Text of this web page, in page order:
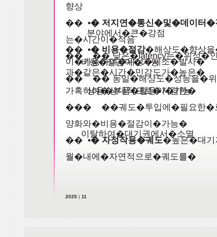
향상
�� •� 저지연�통신�및�데이터�
는�시간이�적음
�� �� 낮은�latency는�위성�인
과�같은�시간�민감도가�높은�
분야에서�큰�강점
�� •� 비용�절감�해상도�향상
이�가능하여�위성�제조�발사�
비용�절감이�가능
�� �� 동일�해상도�성능을�위
가혹하여�상대적으로�저렴한�
상용�부품�활용이�가능
��� ��궤도�투입에�필요한�로
양화와�비용�절감이�가능�
�� •� 자정작용�궤도�높은�대기
월�내에�자연적으로�궤도를�
이탈하여�대기권에서�소멸
2025 | 11